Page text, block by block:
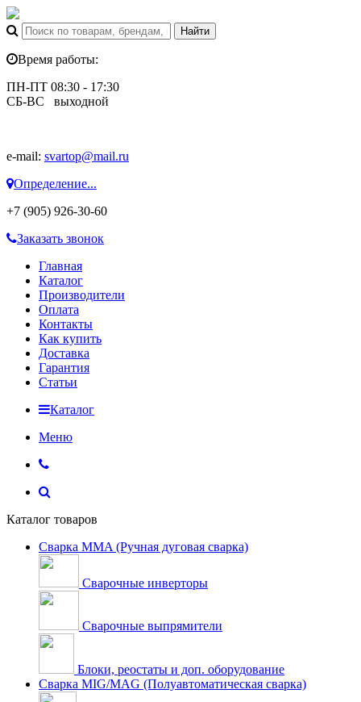
Время работы:
ПН-ПТ 08:30 - 17:30
СБ-ВС выходной
e-mail: svartop@mail.ru
Определение...
+7 (905) 926-30-60
Заказать звонок
Главная
Каталог
Производители
Оплата
Контакты
Как купить
Доставка
Гарантия
Статьи
Каталог
Меню
Каталог товаров
Сварка MMA (Ручная дуговая сварка)
Сварочные инверторы
Сварочные выпрямители
Блоки, реостаты и доп. оборудование
Сварка MIG/MAG (Полуавтоматическая сварка)